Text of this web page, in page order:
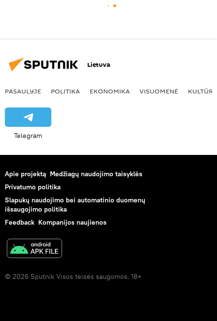
Lietuva
PASAULYJE POLITIKA EKONOMIKA VISUOMENĖ KULTŪRA
Telegram
Apie projektą Medžiagų naudojimo taisyklės
Privatumo politika
Slapukų naudojimo bei automatinio duomenų
išsaugojimo politika
Feedback Kompanijos naujienos
© 2026 Sputnik Visos teisės saugomos. 18+